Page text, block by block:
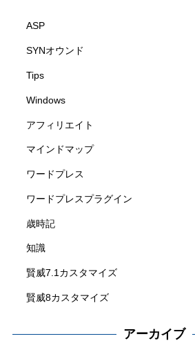
ASP
SYNオウンド
Tips
Windows
アフィリエイト
マインドマップ
ワードプレス
ワードプレスプラグイン
歳時記
知識
賢威7.1カスタマイズ
賢威8カスタマイズ
アーカイブ